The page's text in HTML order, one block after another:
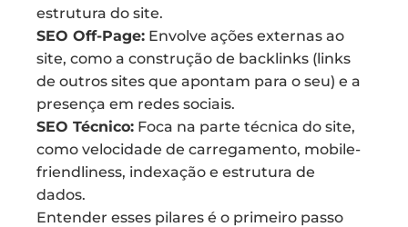
estrutura do site.
SEO Off-Page: Envolve ações externas ao
site, como a construção de backlinks (links
de outros sites que apontam para o seu) e a
presença em redes sociais.
SEO Técnico: Foca na parte técnica do site,
como velocidade de carregamento, mobile-
friendliness, indexação e estrutura de
dados.
Entender esses pilares é o primeiro passo